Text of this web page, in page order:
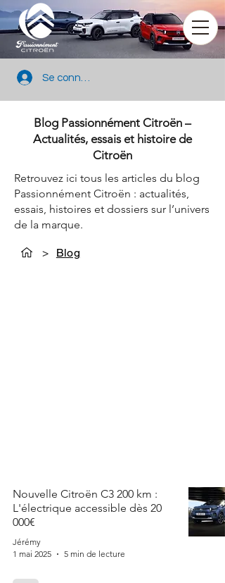
Se connecter
Blog Passionnément Citroën –
Actualités, essais et histoire de
Citroën
Retrouvez ici tous les articles du blog
Passionnément Citroën : actualités,
essais, histoires et dossiers sur l’univers
de la marque.
> Blog
Nouvelle Citroën C3 200 km :
L'électrique accessible dès 20
000€
Jérémy
1 mai 2025
5 min de lecture